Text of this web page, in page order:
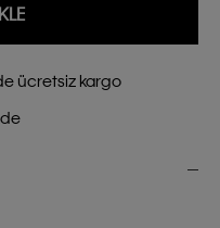
ücretsiz kargo